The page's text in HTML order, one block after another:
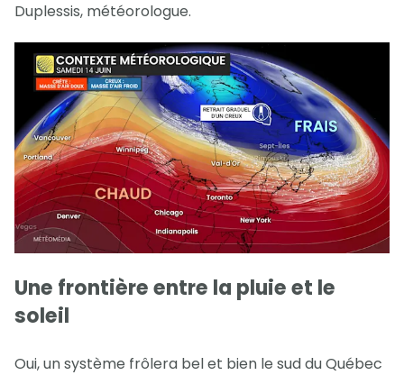
Duplessis, météorologue.
Une frontière entre la pluie et le
soleil
Oui, un système frôlera bel et bien le sud du Québec